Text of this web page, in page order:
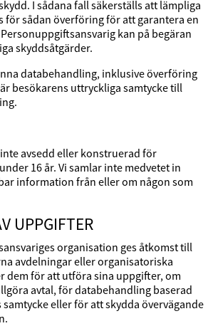
I sådana fall säkerställs att lämpliga
för sådan överföring för att garantera en
kan på begäran
skyddsåtgärder.
databehandling, inklusive överföring
besökarens uttryckliga samtycke till
avsedd eller konstruerad för
16 år. Vi samlar inte medvetet in
information från eller om någon som
UPPGIFTER
organisation ges åtkomst till
avdelningar eller organisatoriska
dem för att utföra sina uppgifter, om
avtal, för databehandling baserad
eller för att skydda övervägande